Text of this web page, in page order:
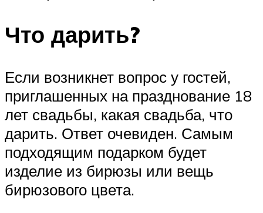
Что дарить?
Если возникнет вопрос у гостей,
приглашенных на празднование 18
лет свадьбы, какая свадьба, что
дарить. Ответ очевиден. Самым
подходящим подарком будет
изделие из бирюзы или вещь
бирюзового цвета.